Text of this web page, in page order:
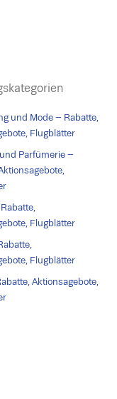
und Mode – Rabatte,
Flugblätter
Parfümerie –
Flugblätter
Flugblätter
Aktionsagebote,